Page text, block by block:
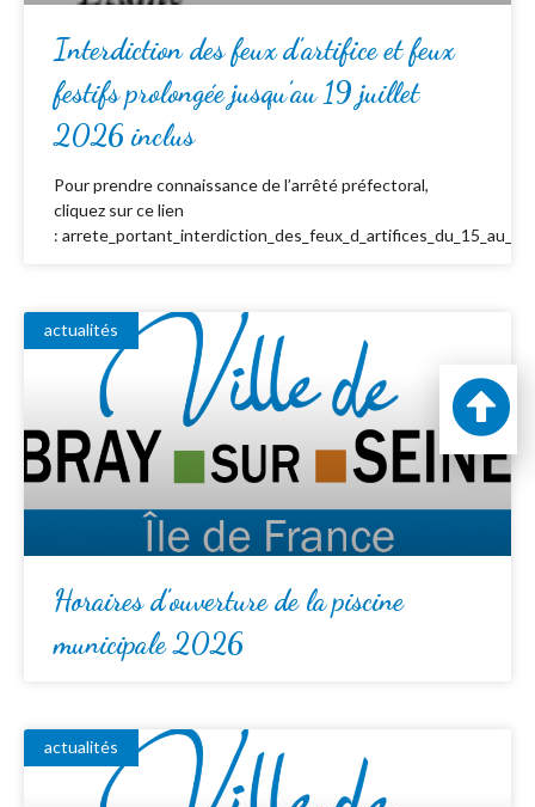
Interdiction des feux d’artifice et feux
festifs prolongée jusqu’au 19 juillet
2026 inclus
Pour prendre connaissance de l’arrêté préfectoral,
cliquez sur ce lien
:
actualités
Horaires d’ouverture de la piscine
municipale 2026
actualités